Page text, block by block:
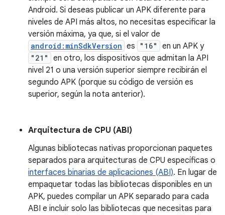
Android. Si deseas publicar un APK diferente para
niveles de API más altos, no necesitas especificar la
versión máxima, ya que, si el valor de
android:minSdkVersion es "16" en un APK y
"21"
en otro, los dispositivos que admitan la API
nivel 21 o una versión superior siempre recibirán el
segundo APK (porque su código de versión es
superior, según la nota anterior).
Arquitectura de CPU (ABI)
Algunas bibliotecas nativas proporcionan paquetes
separados para arquitecturas de CPU específicas o
interfaces binarias de aplicaciones (ABI). En lugar de
empaquetar todas las bibliotecas disponibles en un
APK, puedes compilar un APK separado para cada
ABI e incluir solo las bibliotecas que necesitas para